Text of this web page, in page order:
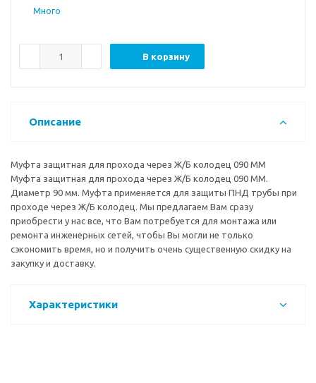
на закупку и доставку.
Много
В корзину
Описание
Муфта защитная для прохода через Ж/Б колодец 090 ММ
Муфта защитная для прохода через Ж/Б колодец 090 ММ.
Диаметр 90 мм. Муфта применяется для защиты ПНД трубы при
проходе через Ж/Б колодец. Мы предлагаем Вам сразу
приобрести у нас все, что Вам потребуется для монтажа или
ремонта инженерных сетей, чтобы Вы могли не только
сэкономить время, но и получить очень существенную скидку на
закупку и доставку.
Характеристики